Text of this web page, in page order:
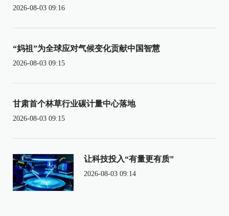
2026-08-03 09:16
“妈祖”为全球应对气候变化贡献中国智慧
2026-08-03 09:15
甘肃首个林草行业碳计量中心落地
2026-08-03 09:15
让科技投入“有量更有质”
2026-08-03 09:14